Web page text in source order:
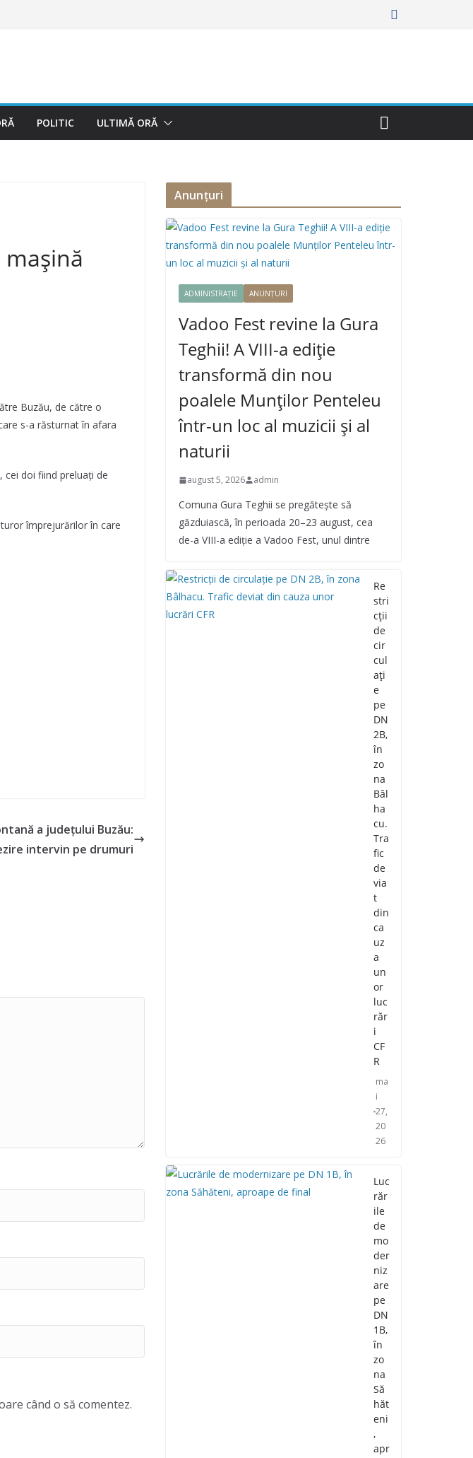
POLITIC ULTIMĂ ORĂ
mașină
Buzău, de către o
s-a răsturnat în afara
cei doi fiind preluați de
împrejurărilor în care
a județului Buzău:
intervin pe drumuri
când o să comentez.
Anunțuri
ADMINISTRAȚIE ANUNȚURI
Vadoo Fest revine la Gura
Teghii! A VIII-a ediție
transformă din nou
poalele Munților Penteleu
într-un loc al muzicii și al
naturii
august 5, 2026 admin
Comuna Gura Teghii se pregătește să
găzduiască, în perioada 20–23 august, cea
de-a VIII-a ediție a Vadoo Fest, unul dintre
Re
stri
cții
de
cir
cul
ați
e
pe
DN
2B,
în
zo
na
Bâl
ha
cu.
Tra
fic
de
via
t
din
ca
uz
a
un
or
luc
răr
i
CF
R
ma
i
27,
20
26
Luc
răr
ile
de
mo
der
niz
are
pe
DN
1B,
în
zo
na
Să
hăt
eni
,
apr